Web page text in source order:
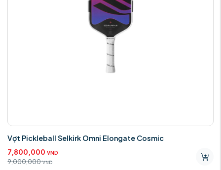
Vợt Pickleball Selkirk Omni Elongate Cosmic
7,800,000 VND
9,000,000 VND